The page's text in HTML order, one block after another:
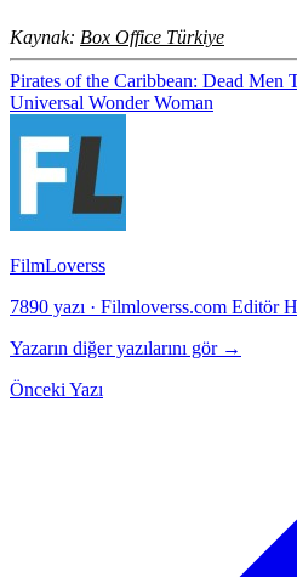
Kaynak: Box Office Türkiye
Pirates of the Caribbean: Dead Men
Universal Wonder Woman
FilmLoverss
7890 yazı · Filmloverss.com Editör
Yazarın diğer yazılarını gör →
Önceki Yazı